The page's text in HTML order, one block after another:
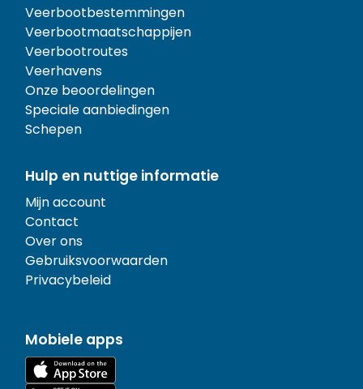
Veerbootbestemmingen
Veerbootmaatschappijen
Veerbootroutes
Veerhavens
Onze beoordelingen
Speciale aanbiedingen
Schepen
Hulp en nuttige informatie
Mijn account
Contact
Over ons
Gebruiksvoorwaarden
Privacybeleid
Mobiele apps